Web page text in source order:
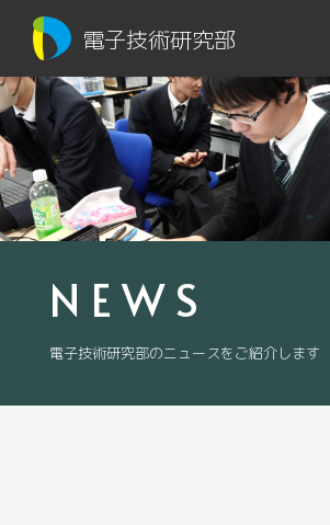
電子技術研究部
NEWS
電子技術研究部のニュースをご紹介します